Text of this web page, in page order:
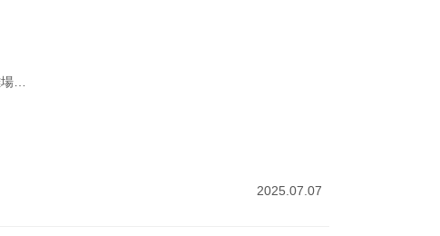
…
2025.07.07